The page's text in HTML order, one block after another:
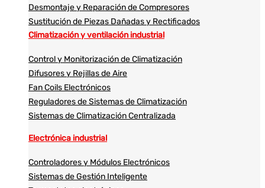
Desmontaje y Reparación de Compresores
Sustitución de Piezas Dañadas y Rectificados
Climatización y ventilación industrial
Control y Monitorización de Climatización
Difusores y Rejillas de Aire
Fan Coils Electrónicos
Reguladores de Sistemas de Climatización
Sistemas de Climatización Centralizada
Electrónica industrial
Controladores y Módulos Electrónicos
Sistemas de Gestión Inteligente